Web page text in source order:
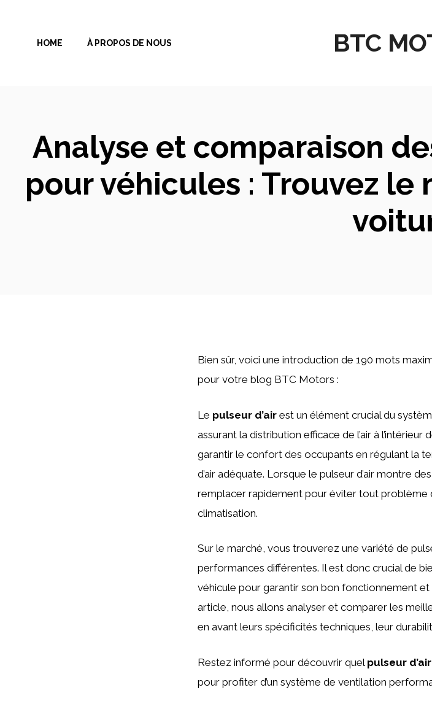
contenu
BTC
HOME À PROPOS DE NOUS
Analyse et comparaison
pour véhicules : Trouvez
Bien sûr, voici une introduction de 190 mots
pour votre blog BTC Motors :
Le pulseur d’air est un élément crucial du
assurant la distribution efficace de l’air à
garantir le confort des occupants en régulant la
d’air adéquate. Lorsque le pulseur d’air montre
remplacer rapidement pour éviter tout problème
climatisation.
Sur le marché, vous trouverez une variété de
performances différentes. Il est donc crucial de
véhicule pour garantir son bon fonctionnement
article, nous allons analyser et comparer les
en avant leurs spécificités techniques, leur
Restez informé pour découvrir quel pulseur d’air
pour profiter d’un système de ventilation